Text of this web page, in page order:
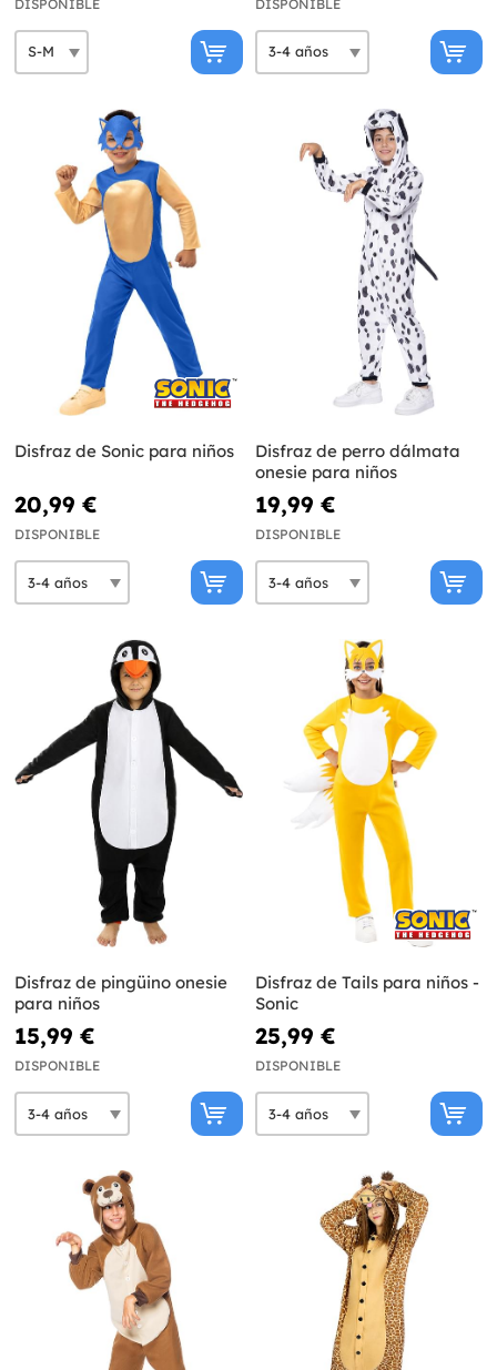
DISPONIBLE DISPONIBLE
Disfraz de Sonic para niños
20,99 €
DISPONIBLE
Disfraz de perro dálmata
onesie para niños
19,99 €
DISPONIBLE
Disfraz de pingüino onesie
para niños
15,99 €
DISPONIBLE
Disfraz de Tails para niños -
Sonic
25,99 €
DISPONIBLE